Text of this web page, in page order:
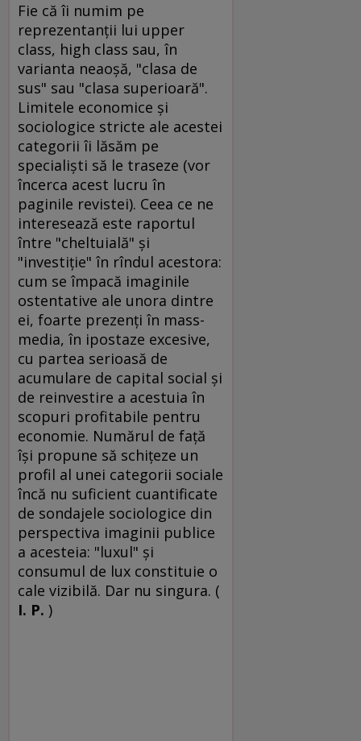
Fie că îi numim pe
reprezentanţii lui upper
class, high class sau, în
varianta neaoşă, "clasa de
sus" sau "clasa superioară".
Limitele economice şi
sociologice stricte ale acestei
categorii îi lăsăm pe
specialişti să le traseze (vor
încerca acest lucru în
paginile revistei). Ceea ce ne
interesează este raportul
între "cheltuială" şi
"investiţie" în rîndul acestora:
cum se împacă imaginile
ostentative ale unora dintre
ei, foarte prezenţi în mass-
media, în ipostaze excesive,
cu partea serioasă de
acumulare de capital social şi
de reinvestire a acestuia în
scopuri profitabile pentru
economie. Numărul de faţă
îşi propune să schiţeze un
profil al unei categorii sociale
încă nu suficient cuantificate
de sondajele sociologice din
perspectiva imaginii publice
a acesteia: "luxul" şi
consumul de lux constituie o
cale vizibilă. Dar nu singura. (
I. P. )